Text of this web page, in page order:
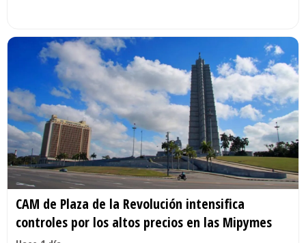
CAM de Plaza de la Revolución intensifica
controles por los altos precios en las Mipymes